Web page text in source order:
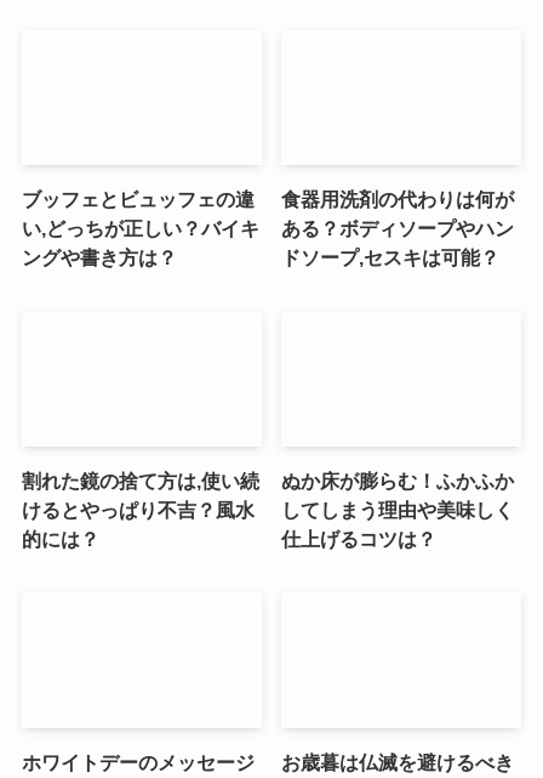
ブッフェとビュッフェの違
い,どっちが正しい？バイキ
ングや書き方は？
食器用洗剤の代わりは何が
ある？ボディソープやハン
ドソープ,セスキは可能？
割れた鏡の捨て方は,使い続
けるとやっぱり不吉？風水
的には？
ぬか床が膨らむ！ふかふか
してしまう理由や美味しく
仕上げるコツは？
ホワイトデーのメッセージ
お歳暮は仏滅を避けるべき